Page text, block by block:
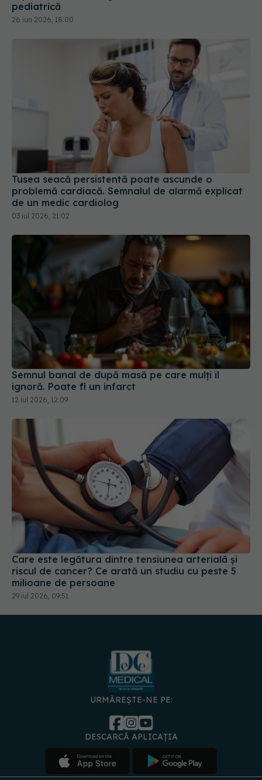
Tusea seacă persistentă poate ascunde o
problemă cardiacă. Semnalul de alarmă explicat
de un medic cardiolog
Semnul banal de după masă pe care mulți îl
ignoră. Poate fi un infarct
12 iul 2026, 12:09
Care este legătura dintre tensiunea arterială și
riscul de cancer? Ce arată un studiu cu peste 5
milioane de persoane
29 iul 2026, 09:51
URMĂREȘTE-NE PE:
DESCARCĂ APLICAȚIA
Politica de
confidențialitate
preferințele
Contact